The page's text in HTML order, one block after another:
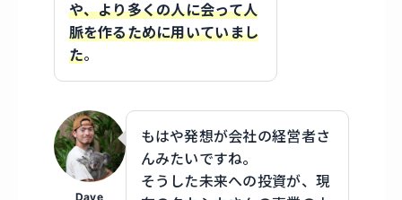
や、より多くの人に会って人
脈を作るために用いていまし
た。
Dave
もはや発想が会社の経営者さ
んみたいですね。
そうした未来への投資が、現